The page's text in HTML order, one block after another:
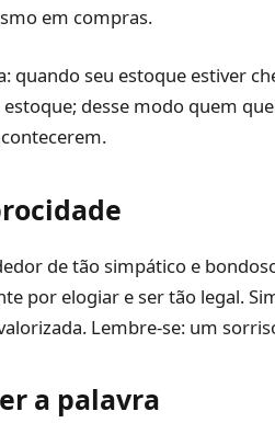
em compras.
quando seu estoque estiver
desse modo quem
de tão simpático e
por elogiar e ser tão legal.
Lembre-se: um
a palavra